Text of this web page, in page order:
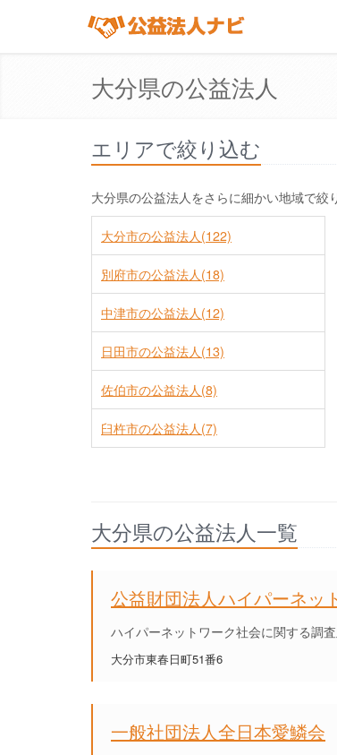
大分県の公益法人
エリアで絞り込む
大分県の公益法人をさらに細かい地域で絞
大分市の公益法人(122)
別府市の公益法人(18)
中津市の公益法人(12)
日田市の公益法人(13)
佐伯市の公益法人(8)
臼杵市の公益法人(7)
大分県の公益法人一覧
公益財団法人ハイパーネッ
ハイパーネットワーク社会に関する調
大分市東春日町51番6
一般社団法人全日本愛鱗会